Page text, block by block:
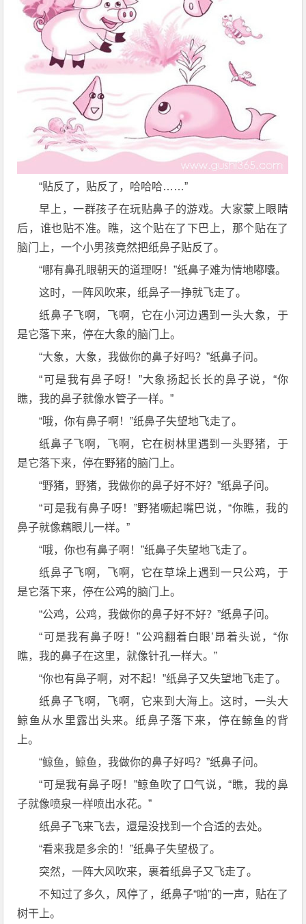
“贴反了，贴反了，哈哈哈……”
早上，一群孩子在玩贴鼻子的游戏。大家蒙上眼睛
后，谁也贴不准。瞧，这个贴在了下巴上，那个贴在了
脑门上，一个小男孩竟然把纸鼻子贴反了。
“哪有鼻孔眼朝天的道理呀！”纸鼻子难为情地嘟囔。
这时，一阵风吹来，纸鼻子一挣就飞走了。
纸鼻子飞啊，飞啊，它在小河边遇到一头大象，于
是它落下来，停在大象的脑门上。
“大象，大象，我做你的鼻子好吗？”纸鼻子问。
“可是我有鼻子呀！”大象扬起长长的鼻子说，“你
瞧，我的鼻子就像水管子一样。”
“哦，你有鼻子啊！”纸鼻子失望地飞走了。
纸鼻子飞啊，飞啊，它在树林里遇到一头野猪，于
是它落下来，停在野猪的脑门上。
“野猪，野猪，我做你的鼻子好不好？”纸鼻子问。
“可是我有鼻子呀！”野猪噘起嘴巴说，“你瞧，我的
鼻子就像藕眼儿一样。”
“哦，你也有鼻子啊！”纸鼻子失望地飞走了。
纸鼻子飞啊，飞啊，它在草垛上遇到一只公鸡，于
是它落下来，停在公鸡的脑门上。
“公鸡，公鸡，我做你的鼻子好不好？”纸鼻子问。
“可是我有鼻子呀！”公鸡翻着白眼’昂着头说，“你
瞧，我的鼻子在这里，就像针孔一样大。”
“你也有鼻子啊，对不起！”纸鼻子又失望地飞走了。
纸鼻子飞啊，飞啊，它来到大海上。这时，一头大
鲸鱼从水里露出头来。纸鼻子落下来，停在鲸鱼的背
上。
“鲸鱼，鲸鱼，我做你的鼻子好吗？”纸鼻子问。
“可是我有鼻子呀！”鲸鱼吹了口气说，“瞧，我的鼻
子就像喷泉一样喷出水花。”
纸鼻子飞来飞去，還是没找到一个合适的去处。
“看来我是多余的！”纸鼻子失望极了。
突然，一阵大风吹来，裹着纸鼻子又飞走了。
不知过了多久，风停了，纸鼻子“啪”的一声，贴在了
树干上。